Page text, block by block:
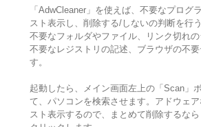
「AdwCleaner」を使えば、不要なプログ
スト表示し、削除する/しないの判断を行
不要なフォルダやファイル、リンク切れの
不要なレジストリの記述、ブラウザの不
す。
起動したら、メイン画面左上の「Scan」
て、パソコンを検索させます。アドウェ
スト表示するので、まとめて削除するな